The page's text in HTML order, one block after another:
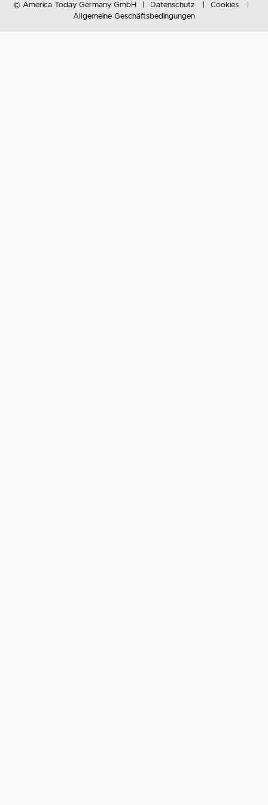
© America Today Germany GmbH Datenschutz
Cookies
Allgemeine Geschäftsbedingungen